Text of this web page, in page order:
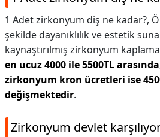
1 Adet zirkonyum diş ne kadar?,
şekilde dayanıklılık ve estetik
kaynaştırılmış zirkonyum
en ucuz 4000 ile 5500TL
zirkonyum kron ücretleri ise
değişmektedir.
Zirkonyum devlet